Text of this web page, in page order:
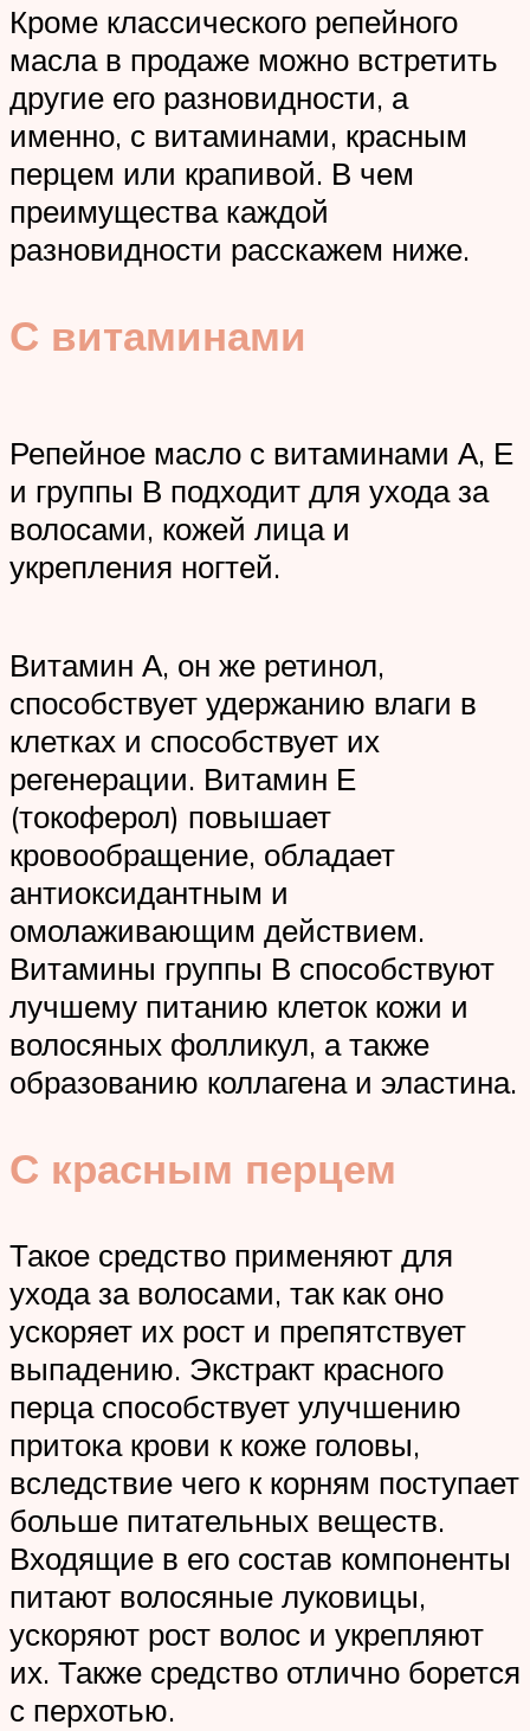
Кроме классического репейного
масла в продаже можно встретить
другие его разновидности, а
именно, с витаминами, красным
перцем или крапивой. В чем
преимущества каждой
разновидности расскажем ниже.
С витаминами
Репейное масло с витаминами А, Е
и группы В подходит для ухода за
волосами, кожей лица и
укрепления ногтей.
Витамин А, он же ретинол,
способствует удержанию влаги в
клетках и способствует их
регенерации. Витамин Е
(токоферол) повышает
кровообращение, обладает
антиоксидантным и
омолаживающим действием.
Витамины группы В способствуют
лучшему питанию клеток кожи и
волосяных фолликул, а также
образованию коллагена и эластина.
С красным перцем
Такое средство применяют для
ухода за волосами, так как оно
ускоряет их рост и препятствует
выпадению. Экстракт красного
перца способствует улучшению
притока крови к коже головы,
вследствие чего к корням поступает
больше питательных веществ.
Входящие в его состав компоненты
питают волосяные луковицы,
ускоряют рост волос и укрепляют
их. Также средство отлично борется
с перхотью.